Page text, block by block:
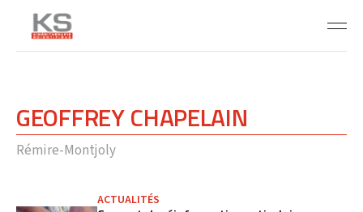
GEOFFREY CHAPELAIN
Rémire-Montjoly
ACTUALITÉS